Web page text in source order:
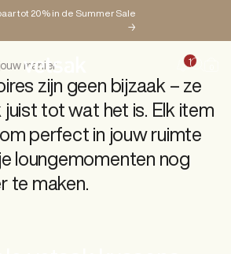
tot 20% in de Summer Sale
→
1
accessoires
manier
zijn geen bijzaak – ze
juist tot wat het is. Elk item
perfect in jouw ruimte
loungemomenten nog
te maken.